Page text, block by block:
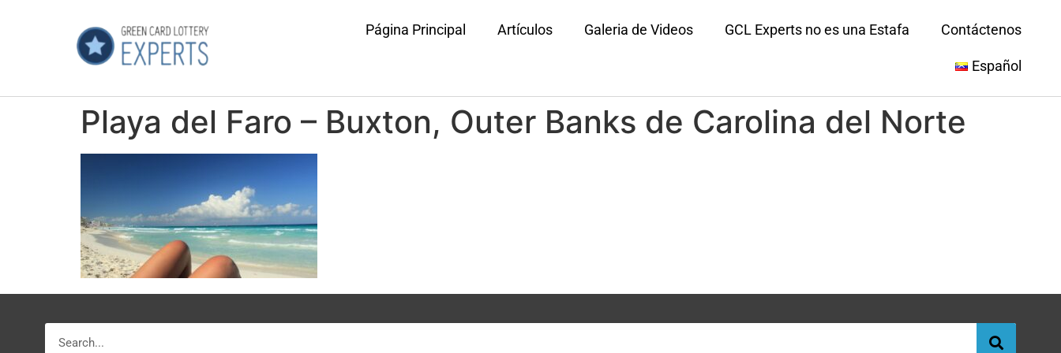
Página Principal Artículos Galeria de Videos GCL Experts no es una Estafa Contáctenos
Español
Playa del Faro – Buxton, Outer Banks de Carolina del Norte